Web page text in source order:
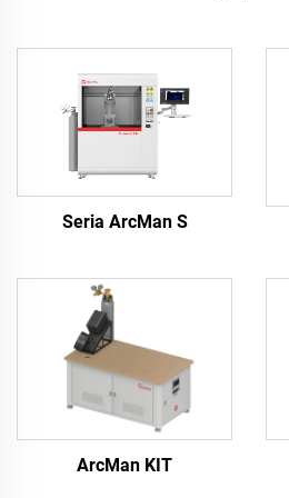
Seria ArcMan S
ArcMan KIT